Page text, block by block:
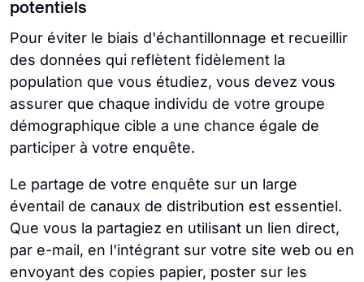
potentiels
Pour éviter le biais d'échantillonnage et recueillir
des données qui reflètent fidèlement la
population que vous étudiez, vous devez vous
assurer que chaque individu de votre groupe
démographique cible a une chance égale de
participer à votre enquête.
Le partage de votre enquête sur un large
éventail de canaux de distribution est essentiel.
Que vous la partagiez en utilisant un lien direct,
par e-mail, en l'intégrant sur votre site web ou en
envoyant des copies papier, poster sur les